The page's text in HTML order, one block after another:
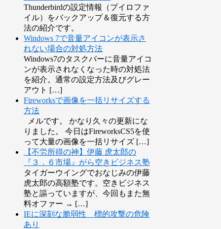
Thunderbirdの設定情報（プイロファ
イル）をバックアップ＆復元する方
法の紹介です。
Windows 7で音量アイコンが表示さ
れない場合の対処方法
Windows7のタスクバーに音量アイコ
ンが表示されなくなった時の対処法
を紹介。通常の設定方法及びグレー
アウト […]
Fireworksで画像を一括リサイズする
方法
メルです。 かなり久々の更新にな
りました。 今日はFireworksCS5を使
って大量の画像を一括リサイズ […]
【不労所得の神】伊藤 虎太郎の
『３．６市場』がら空きビジネス塾
タイガーウイングでおなじみの伊藤
虎太郎の高額塾です。空きビジネス
塾と謳っていますが、今回もまた無
料オファー → […]
IEに深刻な脆弱性 標的攻撃の危険
あり